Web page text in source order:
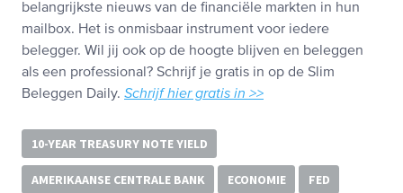
belangrijkste nieuws van de financiële markten in hun
mailbox. Het is onmisbaar instrument voor iedere
belegger. Wil jij ook op de hoogte blijven en beleggen
als een professional? Schrijf je gratis in op de Slim
Beleggen Daily. Schrijf hier gratis in >>
10-YEAR TREASURY NOTE YIELD
AMERIKAANSE CENTRALE BANK ECONOMIE FED